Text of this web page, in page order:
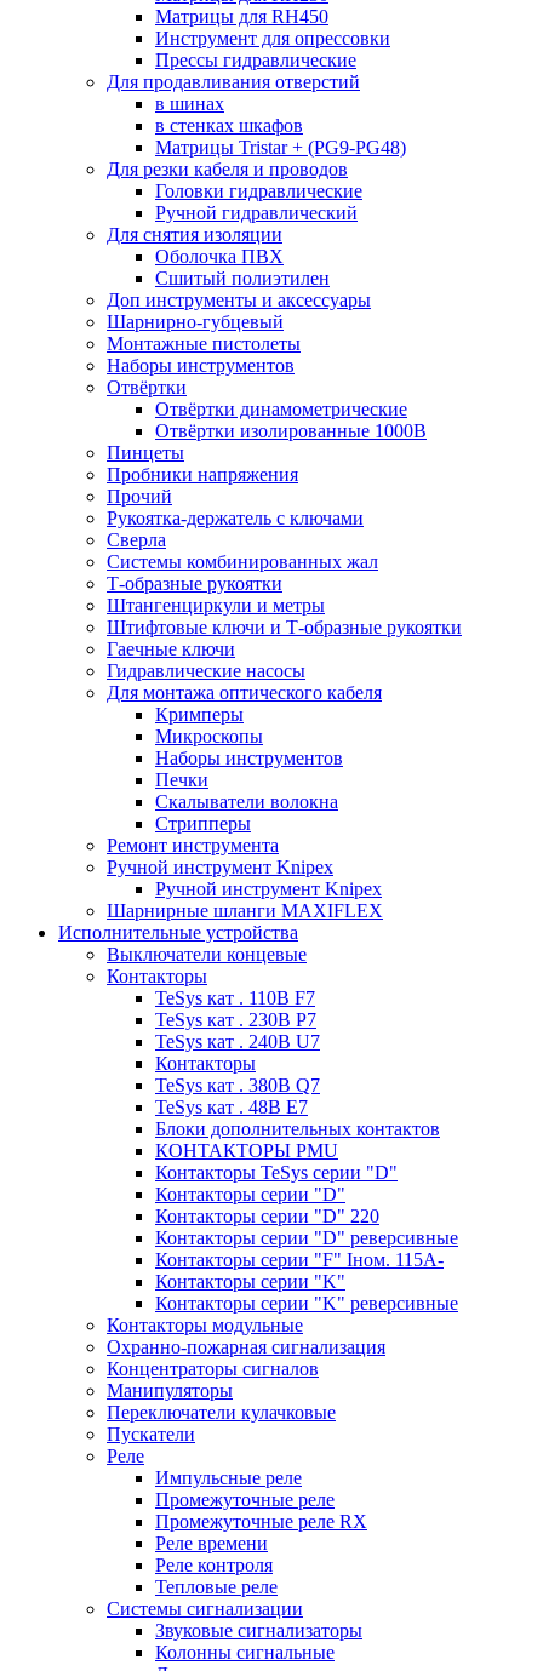
Матрицы для RH450
Инструмент для опрессовки
Прессы гидравлические
Для продавливания отверстий
в шинах
в стенках шкафов
Матрицы Tristar + (PG9-PG48)
Для резки кабеля и проводов
Головки гидравлические
Ручной гидравлический
Для снятия изоляции
Оболочка ПВХ
Сшитый полиэтилен
Доп инструменты и аксессуары
Шарнирно-губцевый
Монтажные пистолеты
Наборы инструментов
Отвёртки
Отвёртки динамометрические
Отвёртки изолированные 1000В
Пинцеты
Пробники напряжения
Прочий
Рукоятка-держатель с ключами
Сверла
Системы комбинированных жал
Т-образные рукоятки
Штангенциркули и метры
Штифтовые ключи и Т-образные рукоятки
Гаечные ключи
Гидравлические насосы
Для монтажа оптического кабеля
Кримперы
Микроскопы
Наборы инструментов
Печки
Скалыватели волокна
Стрипперы
Ремонт инструмента
Ручной инструмент Knipex
Ручной инструмент Knipex
Шарнирные шланги MAXIFLEX
Исполнительные устройства
Выключатели концевые
Контакторы
TeSys кат . 110В F7
TeSys кат . 230В P7
TeSys кат . 240В U7
Контакторы
TeSys кат . 380В Q7
TeSys кат . 48В E7
Блоки дополнительных контактов
КОНТАКТОРЫ PMU
Контакторы TeSys серии "D"
Контакторы серии "D"
Контакторы серии "D" 220
Контакторы серии "D" реверсивные
Контакторы серии "F" Iном. 115А-
Контакторы серии "K"
Контакторы серии "K" реверсивные
Контакторы модульные
Охранно-пожарная сигнализация
Концентраторы сигналов
Манипуляторы
Переключатели кулачковые
Пускатели
Реле
Импульсные реле
Промежуточные реле
Промежуточные реле RX
Реле времени
Реле контроля
Тепловые реле
Системы сигнализации
Звуковые сигнализаторы
Колонны сигнальные